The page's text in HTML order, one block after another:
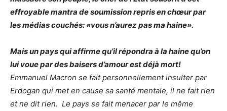
effroyable mantra de soumission repris en chœur par
les médias couchés: «vous n’aurez pas ma haine».
Mais un pays qui affirme qu’il répondra à la haine qu’on
lui voue par des baisers d’amour est déjà mort!
Emmanuel Macron se fait personnellement insulter par
Erdogan qui met en cause sa santé mentale, il ne fait rien
et ne dit rien. Le pays se fait menacer par le même